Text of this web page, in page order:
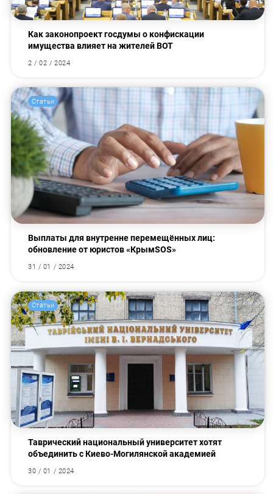
Как законопроект госдумы о конфискации
имущества влияет на жителей ВОТ
2 / 02 / 2024
Статьи
Выплаты для внутренне перемещённых лиц:
обновление от юристов «КрымЅОЅ»
31 / 01 / 2024
Статьи
Таврический национальный университет хотят
объединить с Киево-Могилянской академией
30 / 01 / 2024